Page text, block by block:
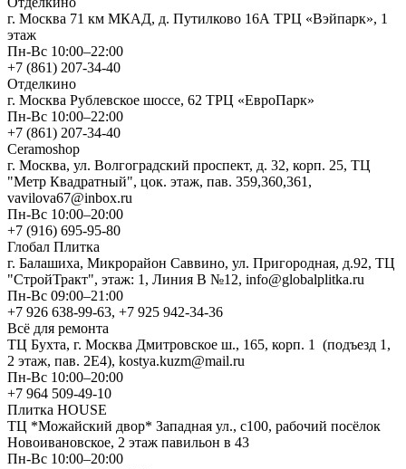
г. Москва 71 км МКАД, д. Путилково 16А ТРЦ «Вэйпарк», 1
этаж
Пн-Вс 10:00–22:00
+7 (861) 207-34-40
Отделкино
г. Москва Рублевское шоссе, 62 ТРЦ «ЕвроПарк»
Пн-Вс 10:00–22:00
+7 (861) 207-34-40
Ceramoshop
г. Москва, ул. Волгоградский проспект, д. 32, корп. 25, ТЦ
"Метр Квадратный", цок. этаж, пав. 359,360,361,
vavilova67@inbox.ru
Пн-Вс 10:00–20:00
+7 (916) 695-95-80
Глобал Плитка
г. Балашиха, Микрорайон Саввино, ул. Пригородная, д.92, ТЦ
"СтройТракт", этаж: 1, Линия В №12, info@globalplitka.ru
Пн-Вс 09:00–21:00
+7 926 638-99-63, +7 925 942-34-36
Всё для ремонта
ТЦ Бухта, г. Москва Дмитровское ш., 165, корп. 1 (подъезд 1,
2 этаж, пав. 2Е4), kostya.kuzm@mail.ru
Пн-Вс 10:00–20:00
+7 964 509-49-10
Плитка HOUSE
ТЦ *Можайский двор* Западная ул., с100, рабочий посёлок
Новоивановское, 2 этаж павильон в 43
Пн-Вс 10:00–20:00